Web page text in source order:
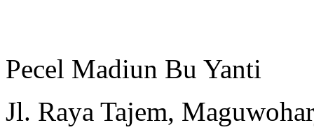
Pecel Madiun Bu Yanti
Jl. Raya Tajem,